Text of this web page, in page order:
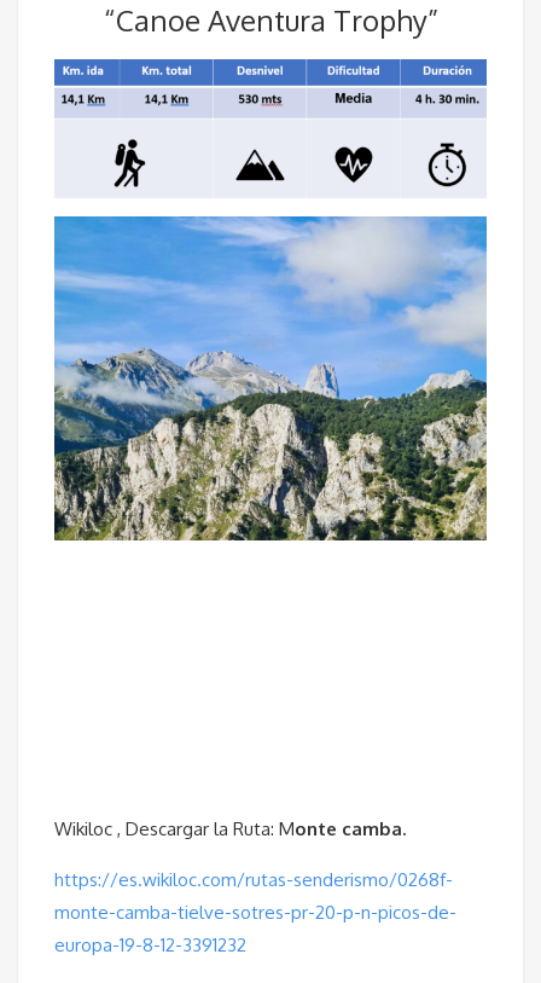
“Canoe Aventura Trophy”
Wikiloc , Descargar la Ruta: Monte camba.
https://es.wikiloc.com/rutas-senderismo/0268f-
monte-camba-tielve-sotres-pr-20-p-n-picos-de-
europa-19-8-12-3391232